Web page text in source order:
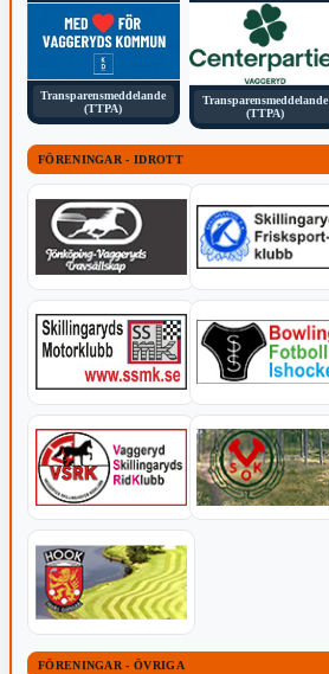
Transparensmeddelande
(TTPA)
Transparensmeddelande
(TTPA)
FÖRENINGAR - IDROTT
FÖRENINGAR - ÖVRIGA